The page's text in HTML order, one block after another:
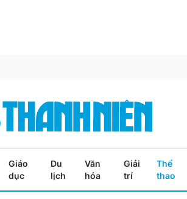
Giáo
dục
Du
lịch
Văn
hóa
Giải
trí
Thể
thao